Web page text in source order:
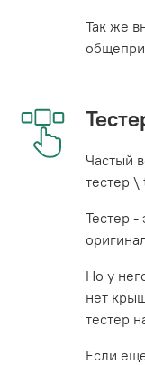
Так же
Частый
тестер \
Тестер -
Но у
нет
тестер
Если